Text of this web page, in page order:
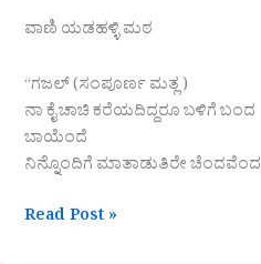
ವಾಣಿ ಯಡಹಳ್ಳಿ ಮಠ
“ಗಜಲ್ (ಸಂಪೂರ್ಣ ಮತ್ಲ )
ನಾ ಕೈ ಚಾಚಿ ಕರೆಯದಿದ್ದರೂ ಬಳಿಗೆ ಬಂದ
ಬಾಯೆಂದೆ
ನಿನ್ನೊಂದಿಗೆ ಮಾತಾಡುತಿರೇ ಚೆಂದವೆಂದ
Read Post »